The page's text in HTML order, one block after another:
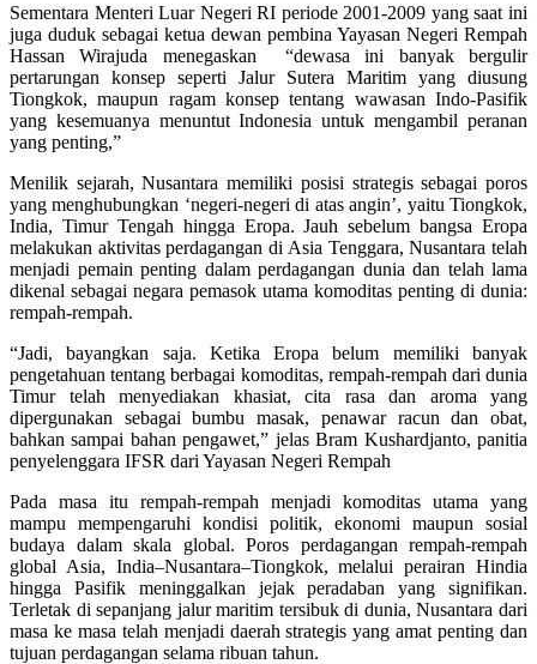
Sementara Menteri Luar Negeri RI periode 2001-2009 yang saat ini
juga duduk sebagai ketua dewan pembina Yayasan Negeri Rempah
Hassan Wirajuda menegaskan “dewasa ini banyak bergulir
pertarungan konsep seperti Jalur Sutera Maritim yang diusung
Tiongkok, maupun ragam konsep tentang wawasan Indo-Pasifik
yang kesemuanya menuntut Indonesia untuk mengambil peranan
yang penting,”
Menilik sejarah, Nusantara memiliki posisi strategis sebagai poros
yang menghubungkan ‘negeri-negeri di atas angin’, yaitu Tiongkok,
India, Timur Tengah hingga Eropa. Jauh sebelum bangsa Eropa
melakukan aktivitas perdagangan di Asia Tenggara, Nusantara telah
menjadi pemain penting dalam perdagangan dunia dan telah lama
dikenal sebagai negara pemasok utama komoditas penting di dunia:
rempah-rempah.
“Jadi, bayangkan saja. Ketika Eropa belum memiliki banyak
pengetahuan tentang berbagai komoditas, rempah-rempah dari dunia
Timur telah menyediakan khasiat, cita rasa dan aroma yang
dipergunakan sebagai bumbu masak, penawar racun dan obat,
bahkan sampai bahan pengawet,” jelas Bram Kushardjanto, panitia
penyelenggara IFSR dari Yayasan Negeri Rempah
Pada masa itu rempah-rempah menjadi komoditas utama yang
mampu mempengaruhi kondisi politik, ekonomi maupun sosial
budaya dalam skala global. Poros perdagangan rempah-rempah
global Asia, India–Nusantara–Tiongkok, melalui perairan Hindia
hingga Pasifik meninggalkan jejak peradaban yang signifikan.
Terletak di sepanjang jalur maritim tersibuk di dunia, Nusantara dari
masa ke masa telah menjadi daerah strategis yang amat penting dan
tujuan perdagangan selama ribuan tahun.